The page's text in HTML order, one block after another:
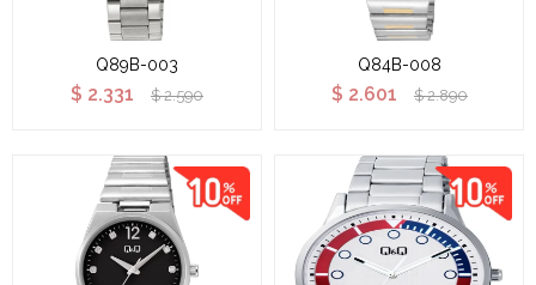
Q89B-003
$ 2.331 $ 2.590
Q84B-008
$ 2.601 $ 2.890